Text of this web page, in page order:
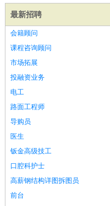
最新招聘
会籍顾问
课程咨询顾问
市场拓展
投融资业务
电工
路面工程师
导购员
医生
钣金高级技工
口腔科护士
高薪钢结构详图拆图员
前台